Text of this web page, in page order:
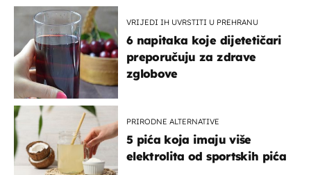
VRIJEDI IH UVRSTITI U PREHRANU
6 napitaka koje dijetetičari
preporučuju za zdrave
zglobove
PRIRODNE ALTERNATIVE
5 pića koja imaju više
elektrolita od sportskih pića